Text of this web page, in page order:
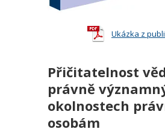
Ukázka z
Přičitatelnost
právně
okolnostech
osobám